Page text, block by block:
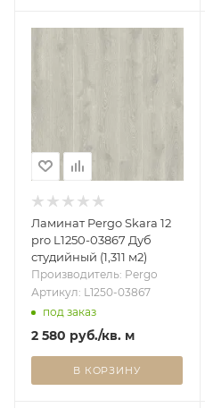
Ламинат Pergo Skara 12
pro L1250-03867 Дуб
студийный (1,311 м2)
Производитель: Pergo
Артикул: L1250-03867
под заказ
2 580 руб./кв. м
В КОРЗИНУ